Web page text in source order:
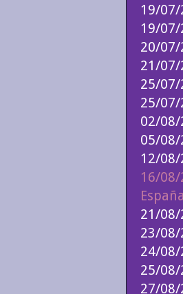
19/
19/07/
20/
21/
25/
25/
02/08/
05/
12/
16/08/
21/08/
23/08/
24/
25/08/
27/